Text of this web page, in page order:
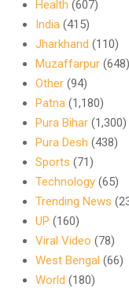
Health (607)
India (415)
Jharkhand (110)
Muzaffarpur (648)
Other (94)
Patna (1,180)
Pura Bihar (1,300)
Pura Desh (438)
Sports (71)
Technology (65)
Trending News
UP (160)
Viral Video (78)
West Bengal (66)
World (180)